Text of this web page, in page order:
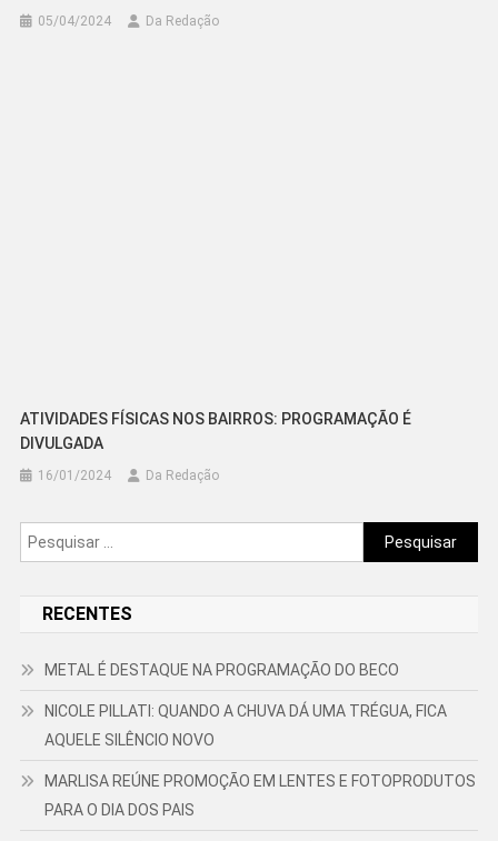
05/04/2024 Da Redação
ATIVIDADES FÍSICAS NOS BAIRROS: PROGRAMAÇÃO É
DIVULGADA
16/01/2024 Da Redação
Pesquisar
por:
RECENTES
METAL É DESTAQUE NA PROGRAMAÇÃO DO BECO
NICOLE PILLATI: QUANDO A CHUVA DÁ UMA TRÉGUA, FICA
AQUELE SILÊNCIO NOVO
MARLISA REÚNE PROMOÇÃO EM LENTES E FOTOPRODUTOS
PARA O DIA DOS PAIS